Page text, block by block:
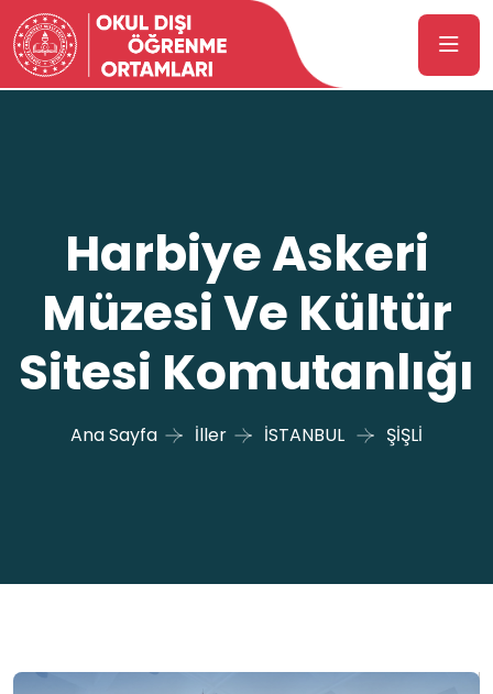
Harbiye Askeri
Müzesi Ve Kültür
Sitesi Komutanlığı
Ana Sayfa İller İSTANBUL ŞİŞLİ